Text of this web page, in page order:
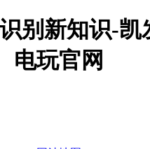
别新知识-凯
电玩官网